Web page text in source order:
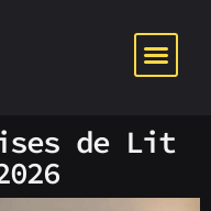
de Lit